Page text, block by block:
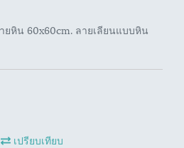
ยหิน 60x60cm. ลายเลียนแบบหิน
เปรียบเทียบ